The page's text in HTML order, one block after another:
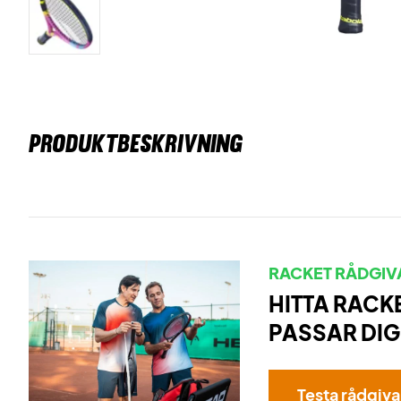
PRODUKTBESKRIVNING
RACKET
HITTA
PASSAR DIG
Testa